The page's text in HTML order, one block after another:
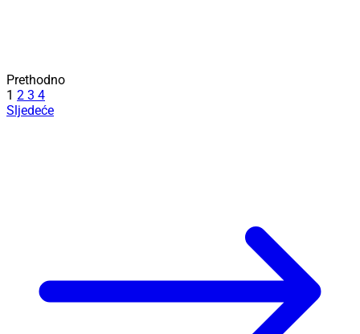
Prethodno
1 2 3 4
Sljedeće